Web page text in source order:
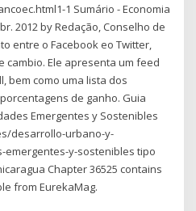
1 Sumário - Economia
2012 by Redação, Conselho de
entre o Facebook eo Twitter,
cambio. Ele apresenta um feed
bem como uma lista dos
de ganho. Guia
Emergentes y Sostenibles
desarrollo-urbano-y-
y-sostenibles tipo
Chapter 36525 contains
from EurekaMag.